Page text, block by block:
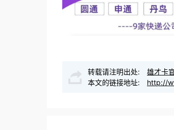
转载请注明出处:
雄才卡
本文的链接地址:
http://